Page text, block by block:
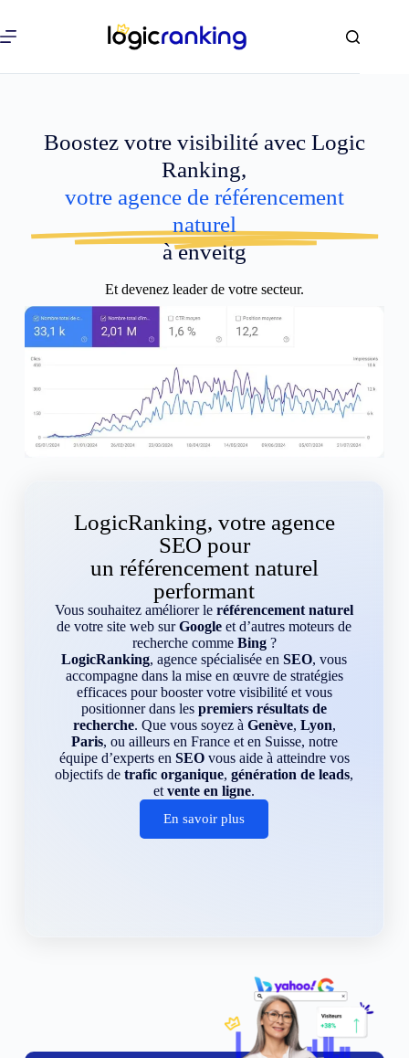
Boostez votre visibilité avec Logic
Ranking,
votre agence de référencement
naturel
à enveitg
Et devenez leader de votre secteur.
LogicRanking, votre agence
SEO pour
un référencement naturel
performant
Vous souhaitez améliorer leréférencement naturel
de votre site web surGoogle et d’autres moteurs de
recherche comme Bing?
LogicRanking, agence spécialisée enSEO, vous
accompagne dans la mise en œuvre de stratégies
efficaces pour booster votre visibilité et vous
positionner dans lespremiers résultats de
recherche. Que vous soyez à Genève, Lyon,
Paris, ou ailleurs en France et en Suisse, notre
équipe d’experts en SEOvous aide à atteindre vos
objectifs detrafic organique,génération de leads,
etvente en ligne.
En savoir plus